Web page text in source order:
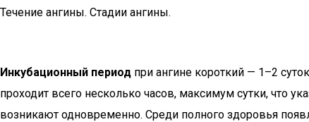
Течение ангины. Стадии ангины.
Инкубационный период при ангине короткий — 1–2
проходит всего несколько часов, максимум сутки, что
возникают одновременно. Среди полного здоровья